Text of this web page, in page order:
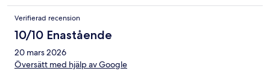
Verifierad recension
10/10 Enastående
20 mars 2026
Översätt med hjälp av Google